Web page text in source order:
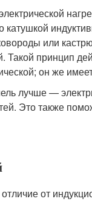
катушкой
или
Такой принцип
он же
лучше —
Это также
от